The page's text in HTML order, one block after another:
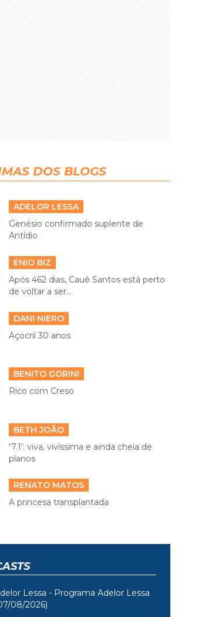
DOS BLOGS
ADELOR LESSA
Genésio confirmado suplente de
Antídio
ENIO BIZ
Após 462 dias, Cauê Santos está perto
de voltar a ser...
DANI NIERO
Açocril 30 anos
BENITO GORINI
Rico com Creso
BETH JOÃO
‘7.1’: viva, vivíssima e ainda cheia de
planos
RENATO MATOS
A princesa transplantada
Lessa - Programa Adelor Lessa
08/2026)